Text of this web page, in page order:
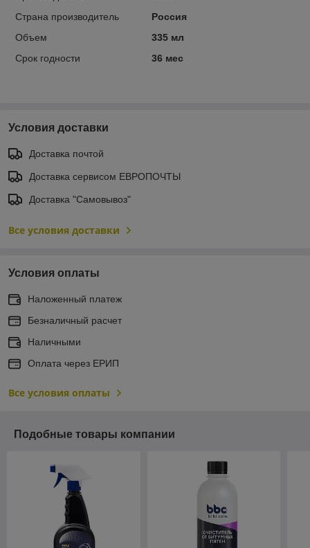
Страна производитель
Россия
Объем
335 мл
Срок годности
36 мес
Условия доставки
Доставка почтой
Доставка сервисом ЕВРОПОЧТЫ
Доставка "Самовывоз"
Все условия доставки
Условия оплаты
Наложенный платеж
Безналичный расчет
Наличными
Оплата через ЕРИП
Все условия оплаты
Подобные товары компании